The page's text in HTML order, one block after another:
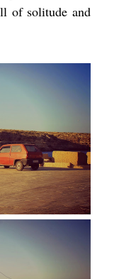
of solitude and